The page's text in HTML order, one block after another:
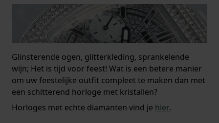
Glinsterende ogen, glitterkleding, sprankelende
wijn; Het is tijd voor feest! Wat is een betere manier
om uw feestelijke outfit compleet te maken dan met
een schitterend horloge met kristallen?
Horloges met echte diamanten vind je hier.